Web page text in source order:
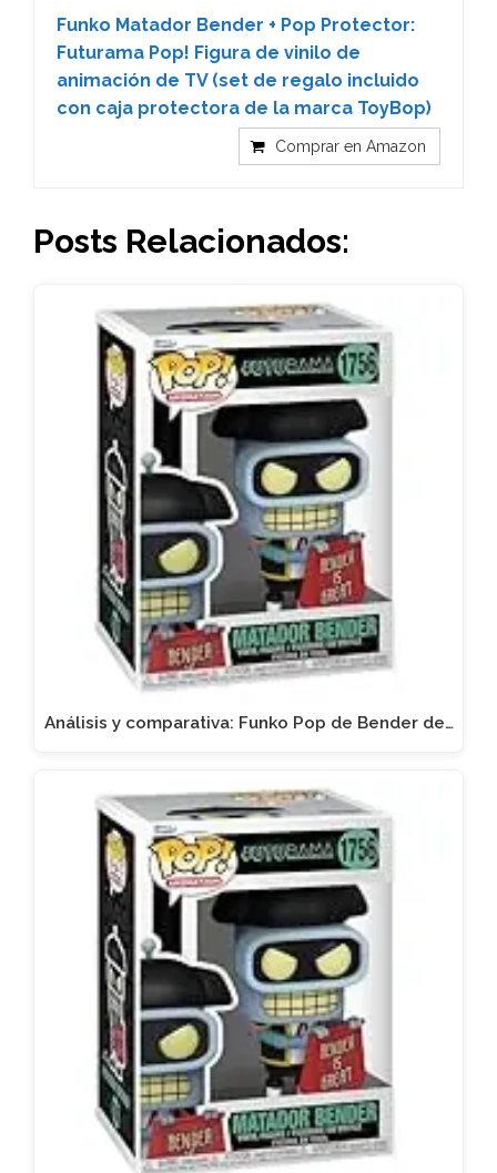
Funko Matador Bender + Pop Protector:
Futurama Pop! Figura de vinilo de
animación de TV (set de regalo incluido
con caja protectora de la marca ToyBop)
Comprar en Amazon
Posts Relacionados:
Análisis y comparativa: Funko Pop de Bender de…